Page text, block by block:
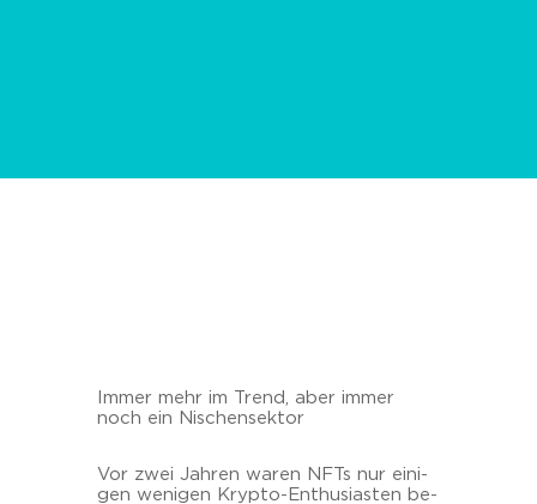
Immer mehr im Trend, aber immer
noch ein Ni­schen­sek­tor
Vor zwei Jah­ren waren NFTs nur ei­ni­
gen we­ni­gen Krypto-​Enthusiasten be­